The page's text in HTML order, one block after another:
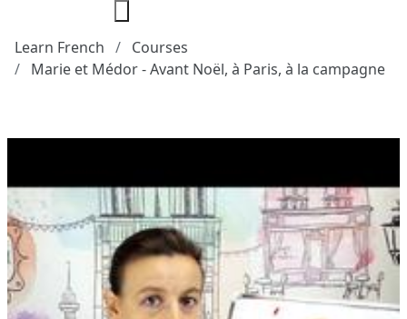
Learn French
Courses
Marie et Médor - Avant Noël, à Paris, à la campagne